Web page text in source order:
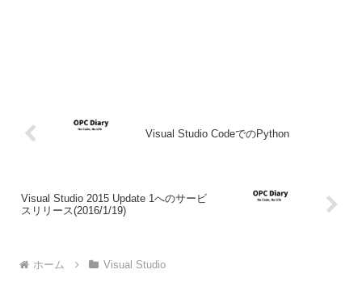
Visual Studio CodeでのPython
Visual Studio 2015 Update 1へのサービ
スリリース(2016/1/19)
ホーム Visual Studio